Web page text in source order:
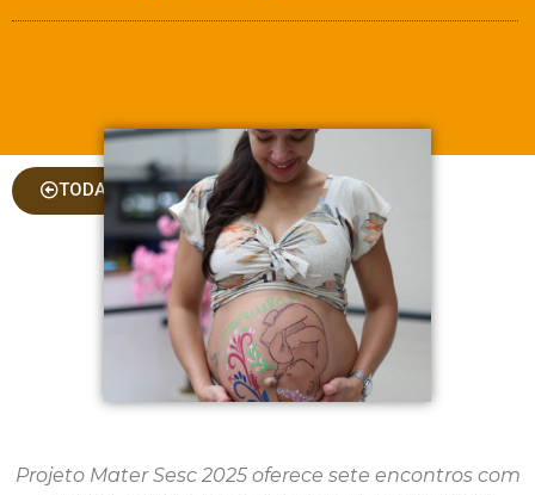
TODAS AS COLUNAS
Projeto Mater Sesc 2025 oferece sete encontros com